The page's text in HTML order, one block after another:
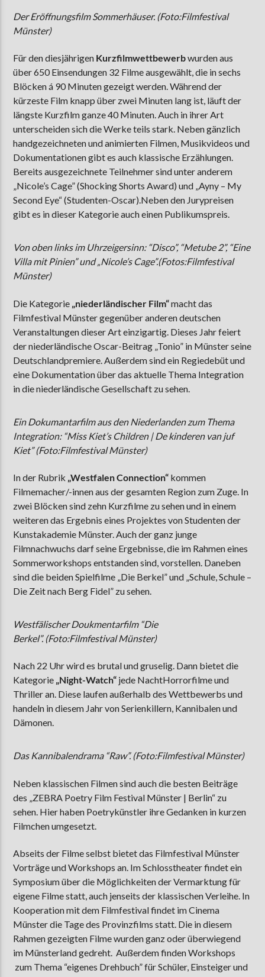
Der Eröffnungsfilm Sommerhäuser. (Foto:Filmfestival
Münster)
Für den diesjährigen Kurzfilmwettbewerbwurden aus
über 650 Einsendungen 32 Filme ausgewählt, die in sechs
Blöcken á 90 Minuten gezeigt werden. Während der
kürzeste Film knapp über zwei Minuten lang ist, läuft der
längste Kurzfilm ganze 40 Minuten. Auch in ihrer Art
unterscheiden sich die Werke teils stark. Neben gänzlich
handgezeichneten und animierten Filmen, Musikvideos und
Dokumentationen gibt es auch klassische Erzählungen.
Bereits ausgezeichnete Teilnehmer sind unter anderem
„Nicole’s Cage” (Shocking Shorts Award) und „Ayny – My
Second Eye“ (Studenten-Oscar).Neben den Jurypreisen
gibt es in dieser Kategorie auch einen Publikumspreis.
Von oben links im Uhrzeigersinn: “Disco”, “Metube 2”, “Eine
Villa mit Pinien” und „Nicole’s Cage”.(Fotos:Filmfestival
Münster)
Die Kategorie „niederländischer Film“macht das
Filmfestival Münster gegenüber anderen deutschen
Veranstaltungen dieser Art einzigartig. Dieses Jahr feiert
der niederländische Oscar-Beitrag „Tonio” in Münster seine
Deutschlandpremiere. Außerdem sind ein Regiedebüt und
eine Dokumentation über das aktuelle Thema Integration
in die niederländische Gesellschaft zu sehen.
Ein Dokumantarfilm aus den Niederlanden zum Thema
Integration: “Miss Kiet’s Children | De kinderen van juf
Kiet” (Foto:Filmfestival Münster)
In der Rubrik „Westfalen Connection“ kommen
Filmemacher/-innen aus der gesamten Region zum Zuge. In
zwei Blöcken sind zehn Kurzfilme zu sehen und in einem
weiteren das Ergebnis eines Projektes von Studenten der
Kunstakademie Münster. Auch der ganz junge
Filmnachwuchs darf seine Ergebnisse, die im Rahmen eines
Sommerworkshops entstanden sind, vorstellen. Daneben
sind die beiden Spielfilme „Die Berkel” und „Schule, Schule –
Die Zeit nach Berg Fidel” zu sehen.
Westfälischer Doukmentarfilm “Die
Berkel”. (Foto:Filmfestival Münster)
Nach 22 Uhr wird es brutal und gruselig. Dann bietet die
Kategorie „Night-Watch“ jede NachtHorrorfilme und
Thriller an. Diese laufen außerhalb des Wettbewerbs und
handeln in diesem Jahr von Serienkillern, Kannibalen und
Dämonen.
Das Kannibalendrama “Raw”. (Foto:Filmfestival Münster)
Neben klassischen Filmen sind auch die besten Beiträge
des „ZEBRA Poetry Film Festival Münster | Berlin“ zu
sehen. Hier haben Poetrykünstler ihre Gedanken in kurzen
Filmchen umgesetzt.
Abseits der Filme selbst bietet das Filmfestival Münster
Vorträge und Workshops an. Im Schlosstheater findet ein
Symposium über die Möglichkeiten der Vermarktung für
eigene Filme statt, auch jenseits der klassischen Verleihe. In
Kooperation mit dem Filmfestival findet im Cinema
Münster die Tage des Provinzfilms statt. Die in diesem
Rahmen gezeigten Filme wurden ganz oder überwiegend
im Münsterland gedreht. Außerdem finden Workshops
zum Thema “eigenes Drehbuch” für Schüler, Einsteiger und